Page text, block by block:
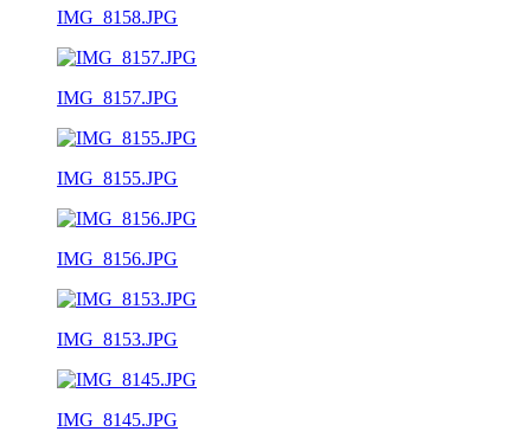
IMG_8158.JPG
IMG_8157.JPG
IMG_8155.JPG
IMG_8156.JPG
IMG_8153.JPG
IMG_8145.JPG